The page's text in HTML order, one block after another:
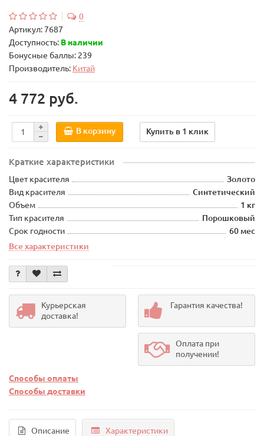
0
Артикул:7687
Доступность: В наличии
Бонусные баллы: 239
Производитель: Китай
4 772 руб.
В корзину Купить в 1 клик
Краткие характеристики
Цвет красителя
Золото
Вид красителя
Синтетический
Объем
1 кг
Тип красителя
Порошковый
Срок годности
60 мес
Все характеристики
Курьерская
доставка!
Гарантия качества!
Оплата при
получении!
Способы оплаты
Способы доставки
Описание Характеристики